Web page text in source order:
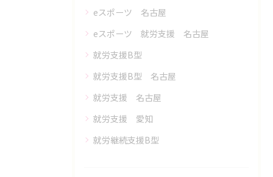
eスポーツ 名古屋
eスポーツ 就労支援 名古屋
就労支援B型
就労支援B型 名古屋
就労支援 名古屋
就労支援 愛知
就労継続支援B型